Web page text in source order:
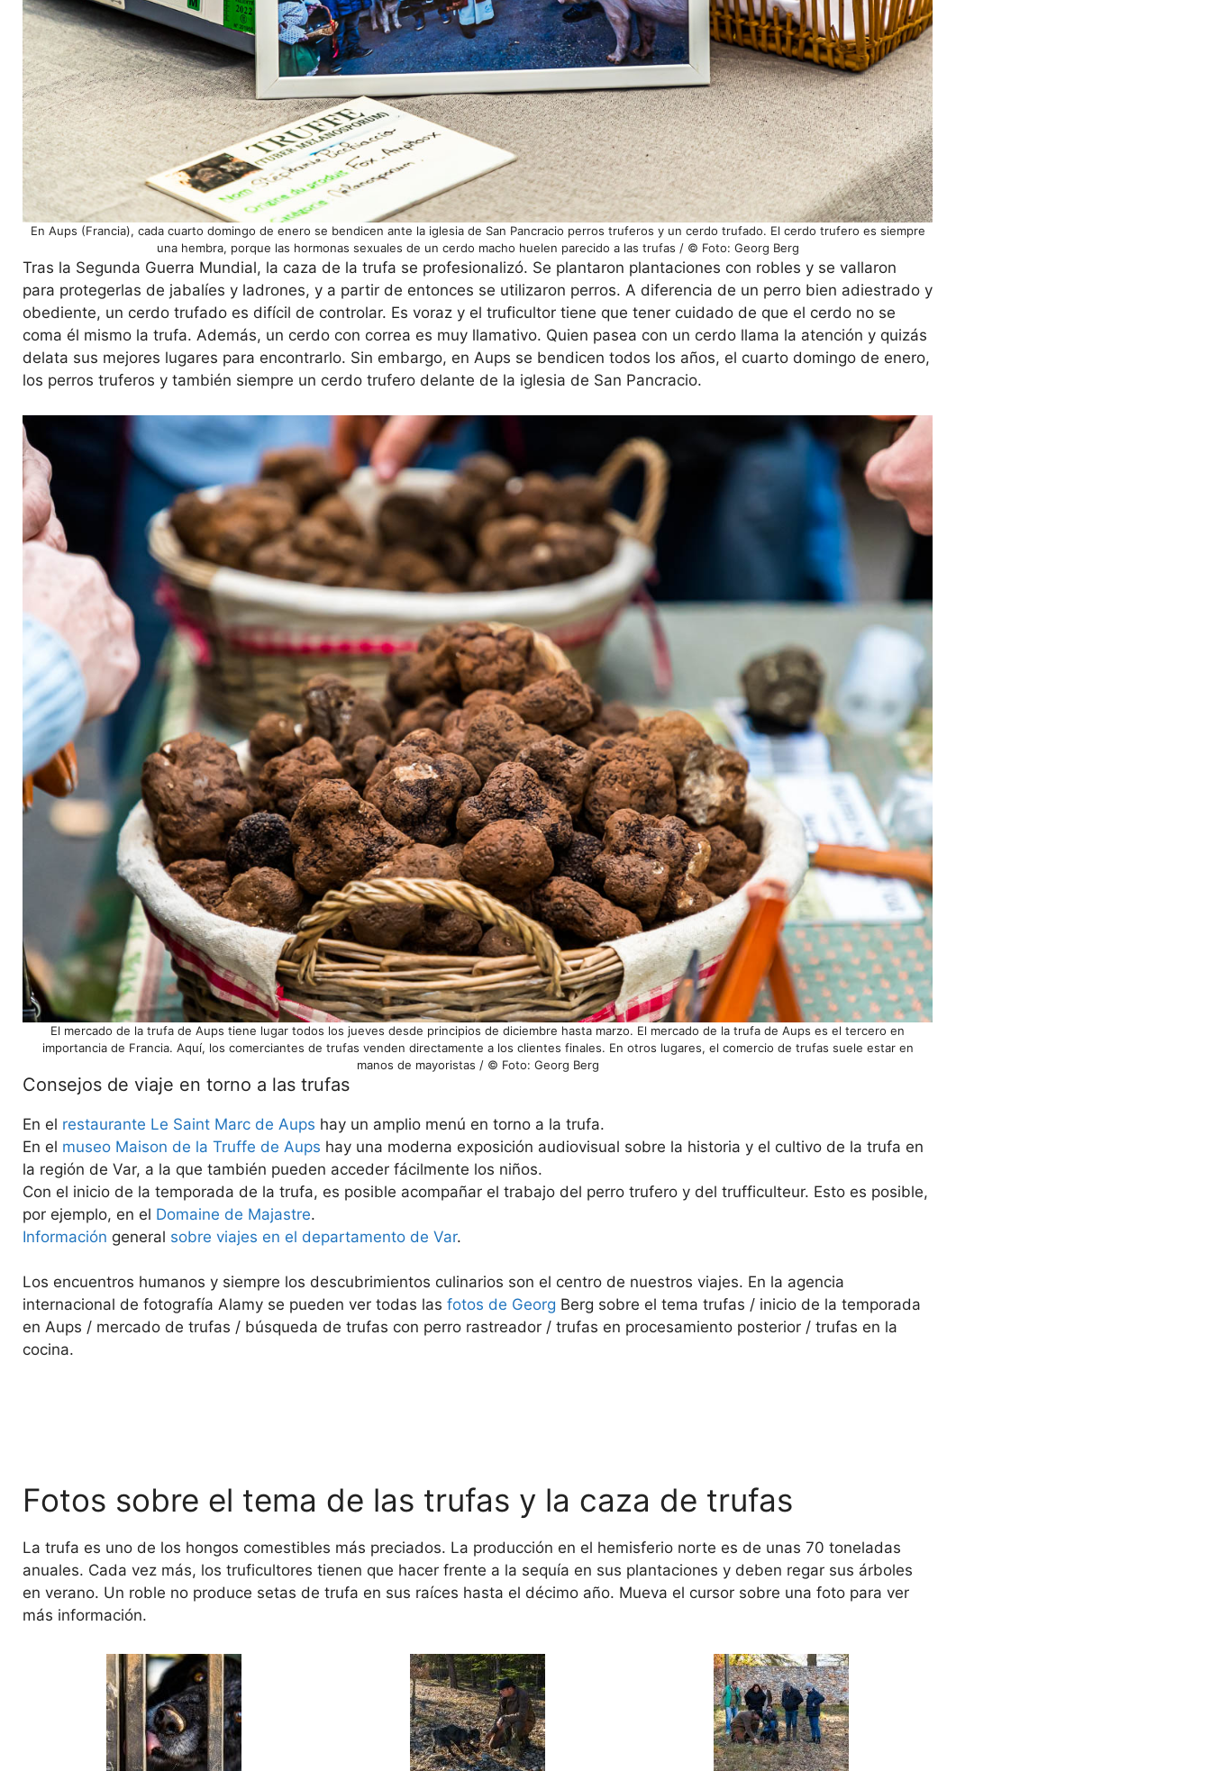
En Aups (Francia), cada cuarto domingo de enero se bendicen ante la iglesia de San Pancracio perros truferos y un cerdo trufado. El cerdo trufero es siempre
una hembra, porque las hormonas sexuales de un cerdo macho huelen parecido a las trufas / © Foto: Georg Berg
Tras la Segunda Guerra Mundial, la caza de la trufa se profesionalizó. Se plantaron plantaciones con robles y se vallaron
para protegerlas de jabalíes y ladrones, y a partir de entonces se utilizaron perros. A diferencia de un perro bien adiestrado y
obediente, un cerdo trufado es difícil de controlar. Es voraz y el truficultor tiene que tener cuidado de que el cerdo no se
coma él mismo la trufa. Además, un cerdo con correa es muy llamativo. Quien pasea con un cerdo llama la atención y quizás
delata sus mejores lugares para encontrarlo. Sin embargo, en Aups se bendicen todos los años, el cuarto domingo de enero,
los perros truferos y también siempre un cerdo trufero delante de la iglesia de San Pancracio.
El mercado de la trufa de Aups tiene lugar todos los jueves desde principios de diciembre hasta marzo. El mercado de la trufa de Aups es el tercero en
importancia de Francia. Aquí, los comerciantes de trufas venden directamente a los clientes finales. En otros lugares, el comercio de trufas suele estar en
manos de mayoristas / © Foto: Georg Berg
Consejos de viaje en torno a las trufas
En el restaurante Le Saint Marc de Aups hay un amplio menú en torno a la trufa.
En el museo Maison de la Truffe de Aups hay una moderna exposición audiovisual sobre la historia y el cultivo de la trufa en
la región de Var, a la que también pueden acceder fácilmente los niños.
Con el inicio de la temporada de la trufa, es posible acompañar el trabajo del perro trufero y del trufficulteur. Esto es posible,
por ejemplo, en el Domaine de Majastre.
Información general sobre viajes en el departamento de Var.
Los encuentros humanos y siempre los descubrimientos culinarios son el centro de nuestros viajes. En la agencia
internacional de fotografía Alamy se pueden ver todas las fotos de Georg Berg sobre el tema trufas / inicio de la temporada
en Aups / mercado de trufas / búsqueda de trufas con perro rastreador / trufas en procesamiento posterior / trufas en la
cocina.
Fotos sobre el tema de las trufas y la caza de trufas
La trufa es uno de los hongos comestibles más preciados. La producción en el hemisferio norte es de unas 70 toneladas
anuales. Cada vez más, los truficultores tienen que hacer frente a la sequía en sus plantaciones y deben regar sus árboles
en verano. Un roble no produce setas de trufa en sus raíces hasta el décimo año. Mueva el cursor sobre una foto para ver
más información.